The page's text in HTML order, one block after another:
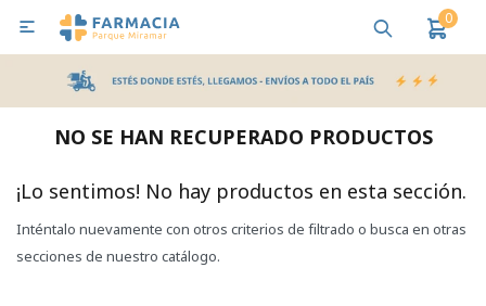
0

NO SE HAN RECUPERADO PRODUCTOS
¡Lo sentimos! No hay productos en esta sección.
Inténtalo nuevamente con otros criterios de filtrado o busca en otras
secciones de nuestro catálogo.
MI CUENTA
Bebes y Maternidad Salud
Pañales y Toallitas
Lactancia y Nutrición